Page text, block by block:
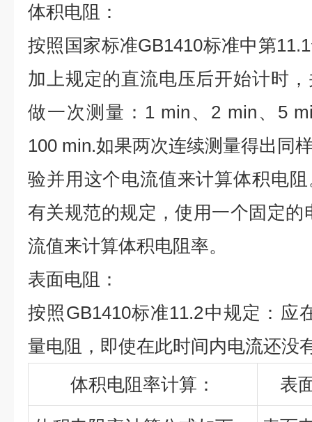
体积电阻：
按照国家标准GB1410标准中第
加上规定的直流电压后开始计时
做一次测量：1 min、2 min、5
100 min.如果两次连续测量得出同
验并用这个电流值来计算体积电
有关规范的规定，使用一个固定的
流值来计算体积电阻率。
表面电阻：
按照GB1410标准11.2中规定：应
量电阻，即使在此时间内电流还没
体积电阻率计算：
表